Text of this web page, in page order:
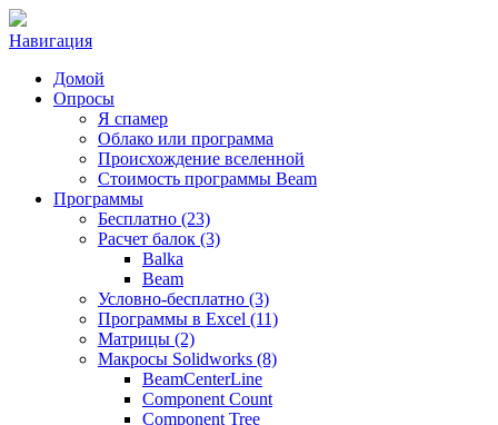
Навигация
Домой
Опросы
Я спамер
Облако или программа
Происхождение вселенной
Стоимость программы Beam
Программы
Бесплатно (23)
Расчет балок (3)
Balka
Beam
Условно-бесплатно (3)
Программы в Excel (11)
Матрицы (2)
Макросы Solidworks (8)
BeamCenterLine
Component Count
Component Tree